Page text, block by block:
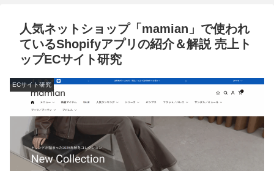
人気ネットショップ「mamian」で使われ
ているShopifyアプリの紹介＆解説 売上ト
ップECサイト研究
ECサイト研究